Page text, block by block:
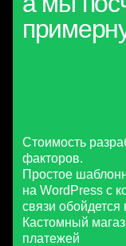
Стоимость
факторов.
Простое
на WordPress с
связи обойдется
Кастомный
платежей